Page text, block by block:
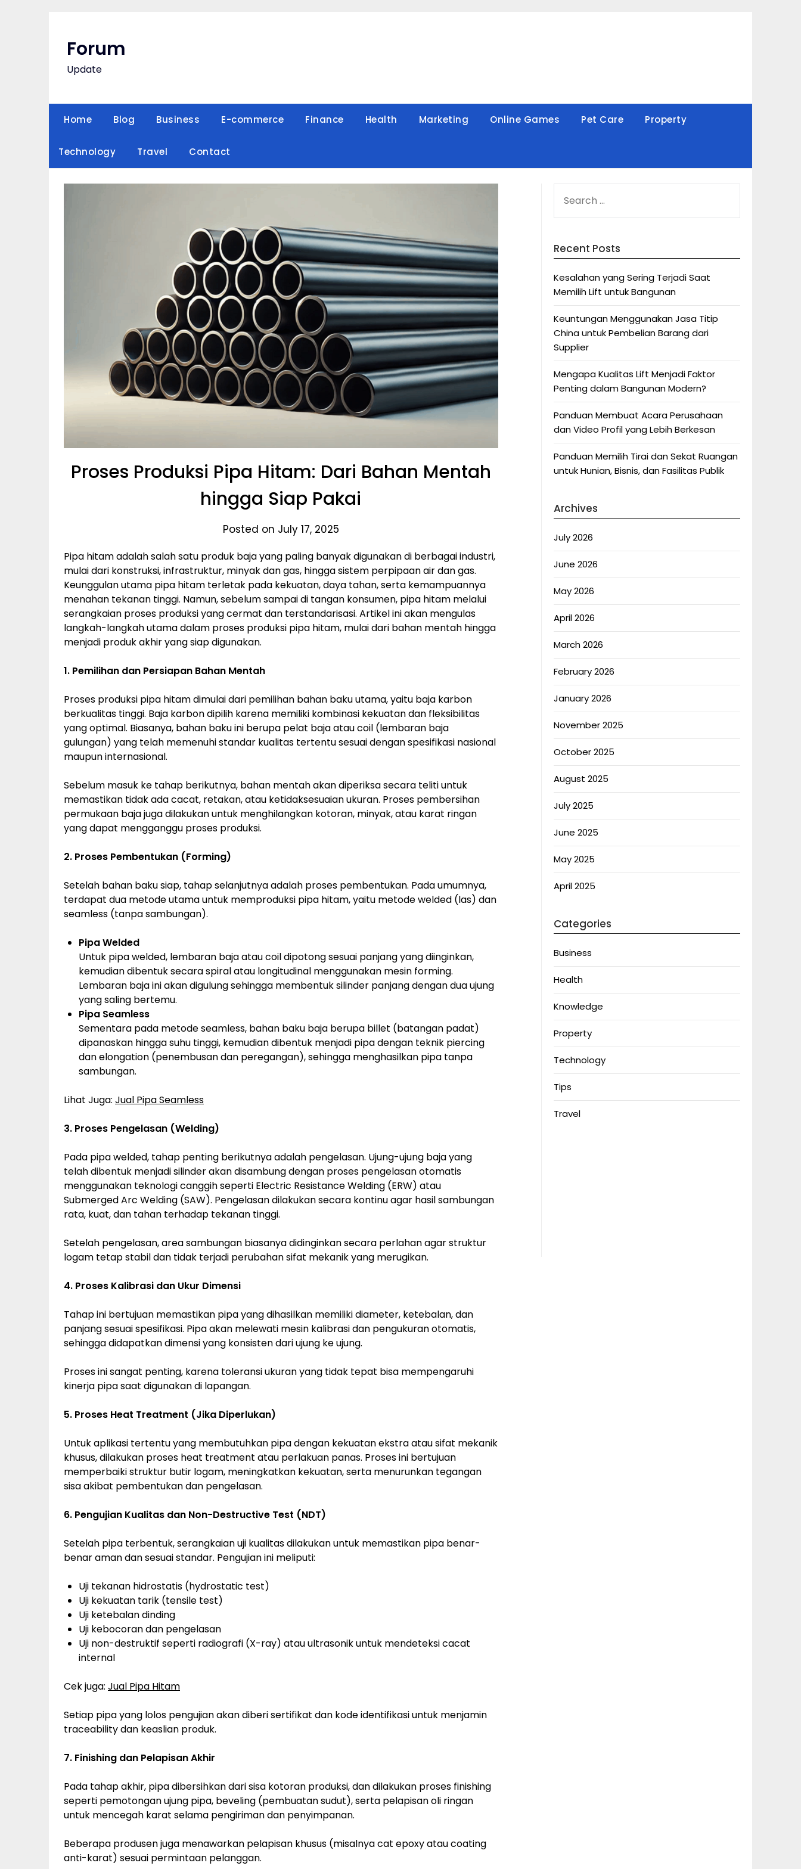
Forum
Update
Home Blog Business E-commerce Finance Health Marketing Online Games Pet Care Property
Technology Travel Contact
Proses Produksi Pipa Hitam: Dari Bahan Mentah
hingga Siap Pakai
Posted on July 17, 2025
Pipa hitam adalah salah satu produk baja yang paling banyak digunakan di berbagai industri,
mulai dari konstruksi, infrastruktur, minyak dan gas, hingga sistem perpipaan air dan gas.
Keunggulan utama pipa hitam terletak pada kekuatan, daya tahan, serta kemampuannya
menahan tekanan tinggi. Namun, sebelum sampai di tangan konsumen, pipa hitam melalui
serangkaian proses produksi yang cermat dan terstandarisasi. Artikel ini akan mengulas
langkah-langkah utama dalam proses produksi pipa hitam, mulai dari bahan mentah hingga
menjadi produk akhir yang siap digunakan.
1. Pemilihan dan Persiapan Bahan Mentah
Proses produksi pipa hitam dimulai dari pemilihan bahan baku utama, yaitu baja karbon
berkualitas tinggi. Baja karbon dipilih karena memiliki kombinasi kekuatan dan fleksibilitas
yang optimal. Biasanya, bahan baku ini berupa pelat baja atau coil (lembaran baja
gulungan) yang telah memenuhi standar kualitas tertentu sesuai dengan spesifikasi nasional
maupun internasional.
Sebelum masuk ke tahap berikutnya, bahan mentah akan diperiksa secara teliti untuk
memastikan tidak ada cacat, retakan, atau ketidaksesuaian ukuran. Proses pembersihan
permukaan baja juga dilakukan untuk menghilangkan kotoran, minyak, atau karat ringan
yang dapat mengganggu proses produksi.
2. Proses Pembentukan (Forming)
Setelah bahan baku siap, tahap selanjutnya adalah proses pembentukan. Pada umumnya,
terdapat dua metode utama untuk memproduksi pipa hitam, yaitu metode welded (las) dan
seamless (tanpa sambungan).
Pipa Welded
Untuk pipa welded, lembaran baja atau coil dipotong sesuai panjang yang diinginkan,
kemudian dibentuk secara spiral atau longitudinal menggunakan mesin forming.
Lembaran baja ini akan digulung sehingga membentuk silinder panjang dengan dua ujung
yang saling bertemu.
Pipa Seamless
Sementara pada metode seamless, bahan baku baja berupa billet (batangan padat)
dipanaskan hingga suhu tinggi, kemudian dibentuk menjadi pipa dengan teknik piercing
dan elongation (penembusan dan peregangan), sehingga menghasilkan pipa tanpa
sambungan.
Lihat Juga: Jual Pipa Seamless
3. Proses Pengelasan (Welding)
Pada pipa welded, tahap penting berikutnya adalah pengelasan. Ujung-ujung baja yang
telah dibentuk menjadi silinder akan disambung dengan proses pengelasan otomatis
menggunakan teknologi canggih seperti Electric Resistance Welding (ERW) atau
Submerged Arc Welding (SAW). Pengelasan dilakukan secara kontinu agar hasil sambungan
rata, kuat, dan tahan terhadap tekanan tinggi.
Setelah pengelasan, area sambungan biasanya didinginkan secara perlahan agar struktur
logam tetap stabil dan tidak terjadi perubahan sifat mekanik yang merugikan.
4. Proses Kalibrasi dan Ukur Dimensi
Tahap ini bertujuan memastikan pipa yang dihasilkan memiliki diameter, ketebalan, dan
panjang sesuai spesifikasi. Pipa akan melewati mesin kalibrasi dan pengukuran otomatis,
sehingga didapatkan dimensi yang konsisten dari ujung ke ujung.
Proses ini sangat penting, karena toleransi ukuran yang tidak tepat bisa mempengaruhi
kinerja pipa saat digunakan di lapangan.
5. Proses Heat Treatment (Jika Diperlukan)
Untuk aplikasi tertentu yang membutuhkan pipa dengan kekuatan ekstra atau sifat mekanik
khusus, dilakukan proses heat treatment atau perlakuan panas. Proses ini bertujuan
memperbaiki struktur butir logam, meningkatkan kekuatan, serta menurunkan tegangan
sisa akibat pembentukan dan pengelasan.
6. Pengujian Kualitas dan Non-Destructive Test (NDT)
Setelah pipa terbentuk, serangkaian uji kualitas dilakukan untuk memastikan pipa benar-
benar aman dan sesuai standar. Pengujian ini meliputi:
Uji tekanan hidrostatis (hydrostatic test)
Uji kekuatan tarik (tensile test)
Uji ketebalan dinding
Uji kebocoran dan pengelasan
Uji non-destruktif seperti radiografi (X-ray) atau ultrasonik untuk mendeteksi cacat
internal
Cek juga: Jual Pipa Hitam
Setiap pipa yang lolos pengujian akan diberi sertifikat dan kode identifikasi untuk menjamin
traceability dan keaslian produk.
7. Finishing dan Pelapisan Akhir
Pada tahap akhir, pipa dibersihkan dari sisa kotoran produksi, dan dilakukan proses finishing
seperti pemotongan ujung pipa, beveling (pembuatan sudut), serta pelapisan oli ringan
untuk mencegah karat selama pengiriman dan penyimpanan.
Beberapa produsen juga menawarkan pelapisan khusus (misalnya cat epoxy atau coating
anti-karat) sesuai permintaan pelanggan.
FOR:
Recent Posts
Kesalahan yang Sering Terjadi Saat
Memilih Lift untuk Bangunan
Keuntungan Menggunakan Jasa Titip
China untuk Pembelian Barang dari
Supplier
Mengapa Kualitas Lift Menjadi Faktor
Penting dalam Bangunan Modern?
Panduan Membuat Acara Perusahaan
dan Video Profil yang Lebih Berkesan
Panduan Memilih Tirai dan Sekat Ruangan
untuk Hunian, Bisnis, dan Fasilitas Publik
Archives
July 2026
June 2026
May 2026
April 2026
March 2026
February 2026
January 2026
November 2025
October 2025
August 2025
July 2025
June 2025
May 2025
April 2025
Categories
Business
Health
Knowledge
Property
Technology
Tips
Travel